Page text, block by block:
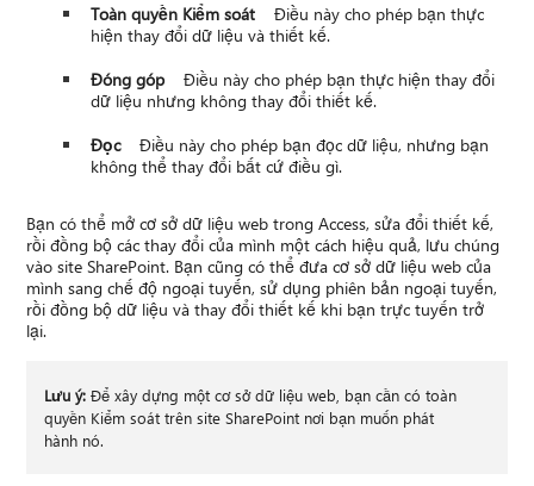
Toàn quyền Kiểm soát Điều này cho phép bạn thực
hiện thay đổi dữ liệu và thiết kế.
Đóng góp Điều này cho phép bạn thực hiện thay đổi
dữ liệu nhưng không thay đổi thiết kế.
ĐọcĐiều này cho phép bạn đọc dữ liệu, nhưng bạn
không thể thay đổi bất cứ điều gì.
Bạn có thể mở cơ sở dữ liệu web trong Access, sửa đổi thiết kế,
rồi đồng bộ các thay đổi của mình một cách hiệu quả, lưu chúng
vào site SharePoint. Bạn cũng có thể đưa cơ sở dữ liệu web của
mình sang chế độ ngoại tuyến, sử dụng phiên bản ngoại tuyến,
rồi đồng bộ dữ liệu và thay đổi thiết kế khi bạn trực tuyến trở
lại.
Lưu ý: Để xây dựng một cơ sở dữ liệu web, bạn cần có toàn
quyền Kiểm soát trên site SharePoint nơi bạn muốn phát
hành nó.